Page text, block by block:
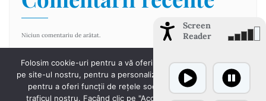
Niciun comentariu de arătat.
Folosim cookie-uri pentru a vă oferi cea mai bună experiență
pe site-ul nostru, pentru a personaliza conținutul și anunțurile,
pentru a oferi funcții de rețele sociale și pentru a analiza
traficul nostru. Facând clic pe "Accept toate cookie-urile",
Screen
Reader